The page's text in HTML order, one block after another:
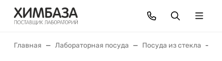
Главная Лабораторная посуда Посуда из стекла